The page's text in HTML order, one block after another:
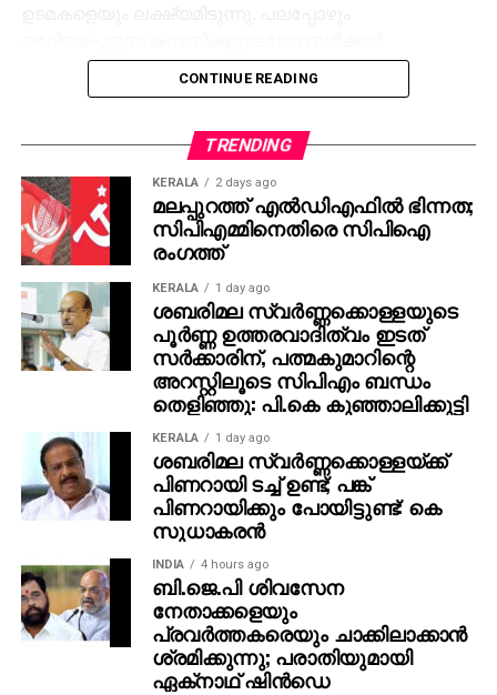
ഏജന്‍സികളുടെയോ പേരില്‍ വ്യാജ ജോലി
ലിസ്റ്റിംഗുകള്‍ സൃഷ്ടിക്കപ്പെടുന്നു. ഇരകളോട്
പ്രോസസ്സിംഗ് ഫീസ് എന്ന പേരില്‍ പണം അടയ്ക്കാനും
ആവശ്യപ്പെടുന്നതാണ് സാധാരണ രീതി. ചിലര്‍
മാല്‍വെയര്‍ ഇന്‍സ്റ്റാള്‍ ചെയ്യാനോ ഡാറ്റ
മോഷ്ടിക്കാനോ ലക്ഷ്യമിട്ടുള്ള വ്യാജ അഭിമുഖ
സോഫ്റ്റ്‌വെയറുകളും അയക്കുന്നു. ഇത്തരം തട്ടിപ്പുകള്‍
വ്യക്തികള്‍ക്കും സ്ഥാപനങ്ങള്‍ക്കും ഗുരുതരമായ
ഭീഷണിയാണെന്ന് ഗൂഗിള്‍ മുന്നറിയിപ്പ് നല്‍കി.
നിയമാനുസൃത തൊഴിലുടമകള്‍ ഒരിക്കലും സാമ്പത്തിക
വിവരങ്ങളോ പേയ്‌മെന്റെ് ആവശ്യങ്ങളോ
ഉന്നയിക്കില്ലെന്നും ഉപയോക്താക്കള്‍ ഓണ്‍ലൈനില്‍
കൂടുതല്‍ ജാഗ്രത പാലിക്കണമെന്നും ഗൂഗിള്‍
വ്യക്തമാക്കി.
CONTINUE READING
TRENDING
KERALA 2 days ago
മലപ്പുറത്ത് എല്‍ഡിഎഫില്‍ ഭിന്നത;
സിപിഎമ്മിനെതിരെ സിപിഐ
രംഗത്ത്
KERALA 1 day ago
ശബരിമല സ്വര്‍ണ്ണക്കൊള്ളയുടെ
പൂര്‍ണ്ണ ഉത്തരവാദിത്വം ഇടത്
സര്‍ക്കാരിന്, പത്മകുമാറിന്റെ
അറസ്റ്റിലൂടെ സിപിഎം ബന്ധം
തെളിഞ്ഞു: പി.കെ കുഞ്ഞാലിക്കുട്ടി
KERALA 1 day ago
ശബരിമല സ്വര്‍ണ്ണക്കൊള്ളയ്ക്ക്
പിണറായി ടച്ച് ഉണ്ട്; പങ്ക്
പിണറായിക്കും പോയിട്ടുണ്ട്: കെ
സുധാകരന്‍
INDIA 4 hours ago
ബി.ജെ.പി ശിവസേന
നേതാക്കളെയും
പ്രവര്‍ത്തകരെയും ചാക്കിലാക്കാന്‍
ശ്രമിക്കുന്നു; പരാതിയുമായി
ഏക്‌നാഥ് ഷിന്‍ഡെ